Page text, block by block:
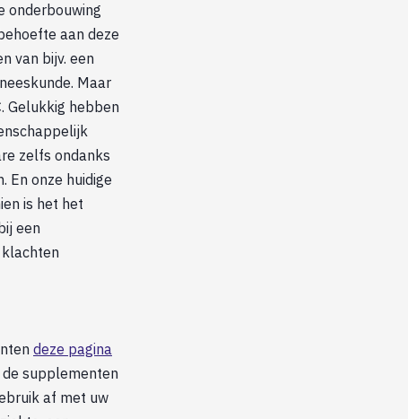
onderbouwing
aan deze
van bijv. een
Maar
Gelukkig hebben
zelfs ondanks
En onze huidige
is het het
een
deze pagina
supplementen
af met uw